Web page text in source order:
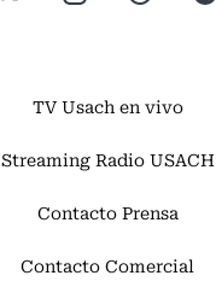
TV Usach en vivo
Streaming Radio USACH
Contacto Prensa
Contacto Comercial